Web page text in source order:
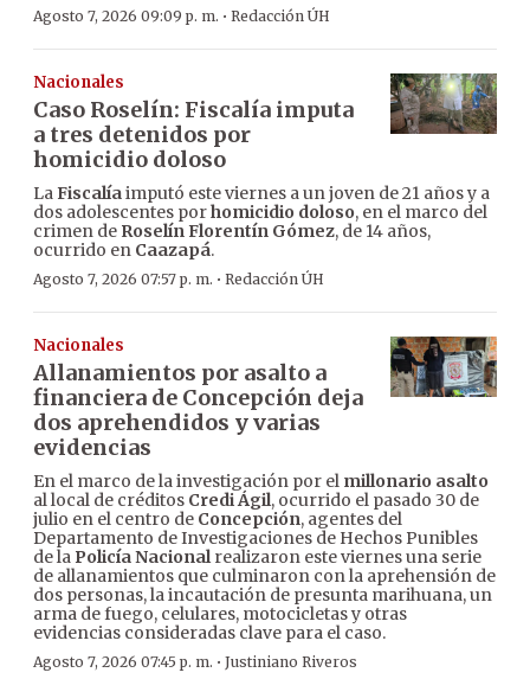
Agosto 7, 2026 09:09 p. m. · Redacción ÚH
Nacionales
Caso Roselín: Fiscalía imputa
a tres detenidos por
homicidio doloso
LaFiscalíaimputó este viernes a un joven de 21 años y a
dos adolescentes porhomicidio doloso, en el marco del
crimen de Roselín Florentín Gómez, de 14 años,
ocurrido en Caazapá.
Agosto 7, 2026 07:57 p. m. · Redacción ÚH
Nacionales
Allanamientos por asalto a
financiera de Concepción deja
dos aprehendidos y varias
evidencias
En el marco de la investigación por el millonario asalto
al local de créditos Credi Ágil, ocurrido el pasado 30 de
julio en el centro de Concepción, agentes del
Departamento de Investigaciones de Hechos Punibles
de la Policía Nacionalrealizaron este viernes una serie
de allanamientos que culminaron con la aprehensión de
dos personas, la incautación de presunta marihuana, un
arma de fuego, celulares, motocicletas y otras
evidencias consideradas clave para el caso.
Agosto 7, 2026 07:45 p. m. · Justiniano Riveros